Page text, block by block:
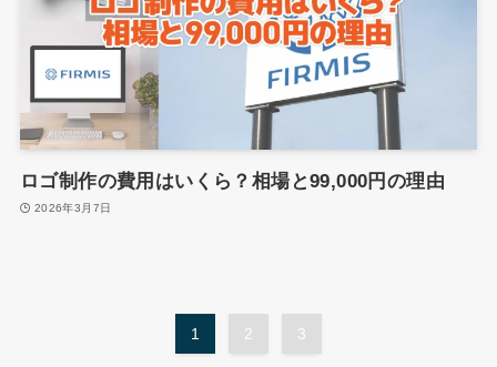
ロゴ制作の費用はいくら？相場と99,000円の理由
2026年3月7日
1 2 3